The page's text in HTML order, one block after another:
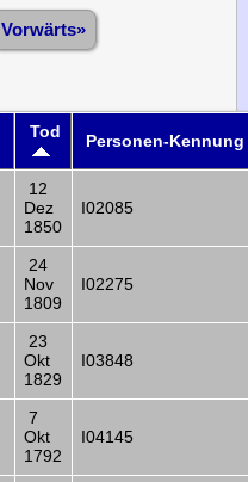
Vorwärts»
Tod Personen-Kennung
12
Dez
1850
I02085
24
Nov
1809
I02275
23
Okt
1829
I03848
7
Okt
1792
I04145